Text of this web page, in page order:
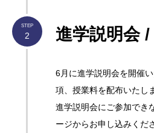
進学説明会
6月に進学説明会を開催
項、授業料を配布いたし
進学説明会にご参加でき
ージからお申し込みくだ
STEP
2